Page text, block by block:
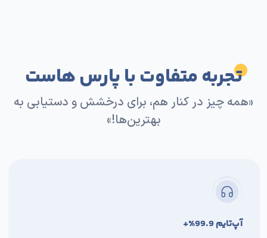
تجربه متفاوت با پارس هاست
«همه چیز در کنار هم، برای درخشش و دستیابی به
بهترین‌ها!»
آپ‌تایم 99.9%+